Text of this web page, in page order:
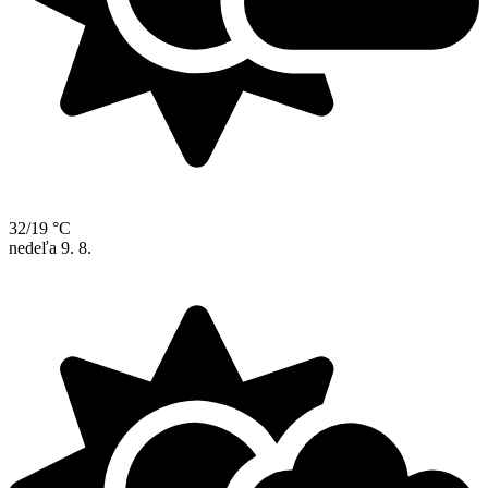
32/19 °C
nedeľa 9. 8.